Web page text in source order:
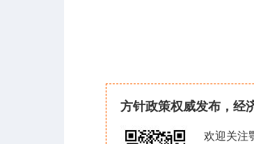
方针政策权威发布，经
欢迎关注